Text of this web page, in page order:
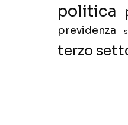
politica
previdenza
terzo